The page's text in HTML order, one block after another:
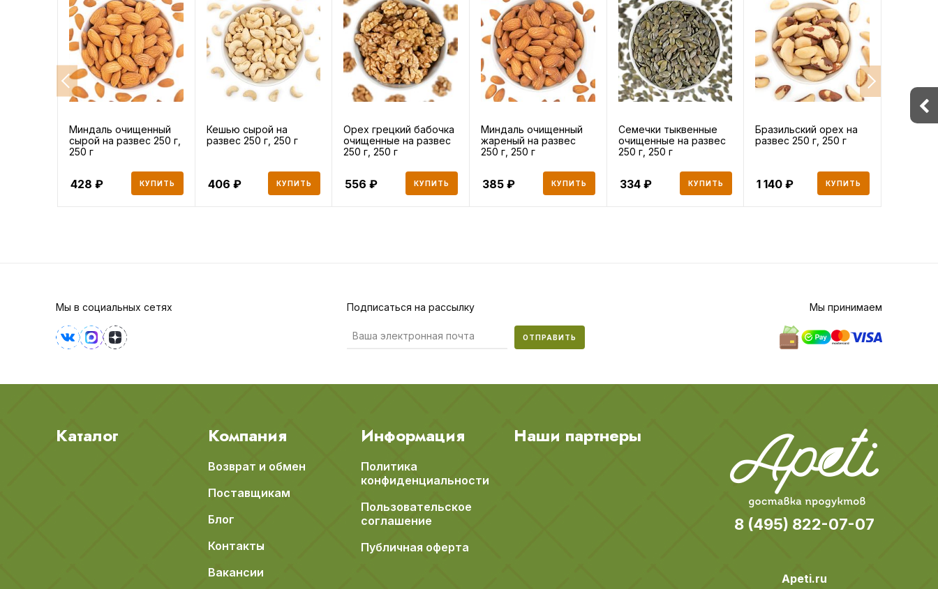
Миндаль очищенный
сырой на развес 250 г,
250 г
428 КУПИТЬ
Кешью сырой на
развес 250 г, 250 г
406 КУПИТЬ
Орех грецкий бабочка
очищенные на развес
250 г, 250 г
556 КУПИТЬ
Миндаль очищенный
жареный на развес
250 г, 250 г
385 КУПИТЬ
Семечки тыквенные
очищенные на развес
250 г, 250 г
334 КУПИТЬ
Бразильский орех на
развес 250 г, 250 г
1 140 КУПИТЬ
Мы в социальных сетях Подписаться на рассылку
ОТПРАВИТЬ
Мы принимаем
Каталог Компания
Возврат и обмен
Поставщикам
Блог
Контакты
Вакансии
Информация
Политика
конфиденциальности
Пользовательское
соглашение
Публичная оферта
Наши партнеры
8 (495) 822-07-07
Apeti.ru